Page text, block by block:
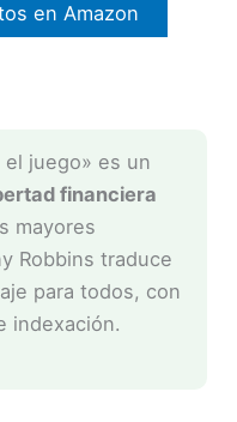
en Amazon
el juego» es un
financiera
mayores
Robbins traduce
para todos, con
indexación.